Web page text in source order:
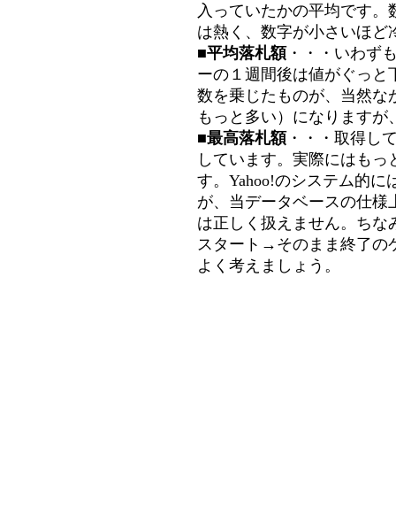
入っていたかの平均です
は熱く、数字が小さいほど
■平均落札額 ・・・いわず
ーの１週間後は値がぐっと
数を乗じたものが、当然な
もっと多い）になります
■最高落札額 ・・・取得し
しています。実際にはも
す。Yahoo!のシステム的に
が、当データベースの仕様
は正しく扱えません。ちな
スタート→そのまま終了の
よく考えましょう。